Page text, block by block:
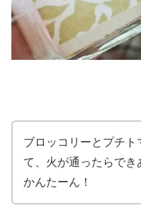
ブロッコリーとプチ
て、火が通ったらでき
かんたーん！